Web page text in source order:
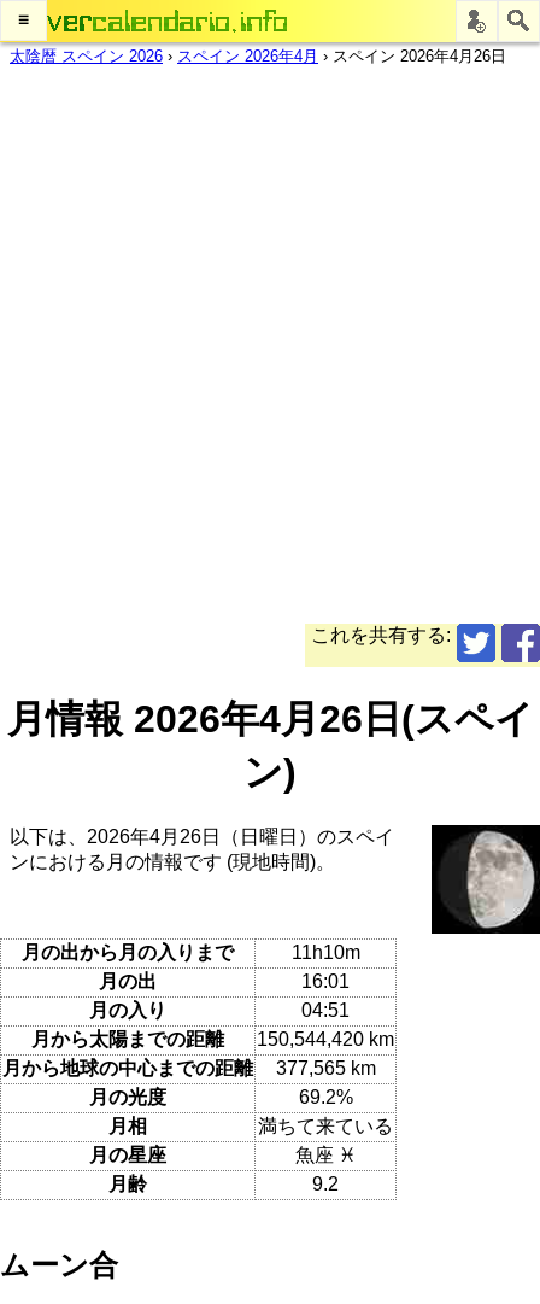
≡
太陰暦 スペイン 2026 › スペイン 2026年4月 › スペイン 2026年4月26日
これを共有する:
月情報 2026年4月26日(スペイ
ン)
以下は、2026年4月26日（日曜日）のスペイ
ンにおける月の情報です (現地時間)。
月の出から月の入りまで
11h10m
月の出
16:01
月の入り
04:51
月から太陽までの距離
150,544,420 km
月から地球の中心までの距離
377,565 km
月の光度
69.2%
月相
満ちて来ている
月の星座
魚座 ♓
月齢
9.2
ムーン合